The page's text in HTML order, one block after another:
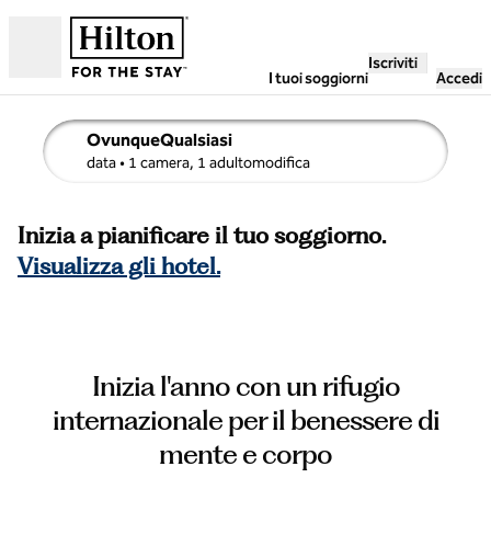
I tuoi soggiorni
Iscriviti
Accedi
OvunqueQualsiasi
data• 1 camera, 1 adultomodifica
i dettagli di ricerca , Qualsiasi data, 1 camera, 1 adulto
Inizia a pianificare il tuo soggiorno.
Visualizza gli hotel.
Inizia l'anno con un rifugio
internazionale per il benessere di
mente e corpo